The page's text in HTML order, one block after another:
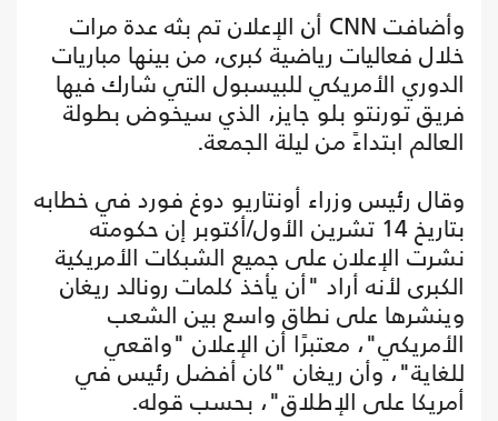
وأضافت CNN أن الإعلان تم بثه عدة مرات
خلال فعاليات رياضية كبرى، من بينها مباريات
الدوري الأمريكي للبيسبول التي شارك فيها
فريق تورنتو بلو جايز، الذي سيخوض بطولة
العالم ابتداءً من ليلة الجمعة.
وقال رئيس وزراء أونتاريو دوغ فورد في خطابه
بتاريخ 14 تشرين الأول/أكتوبر إن حكومته
نشرت الإعلان على جميع الشبكات الأمريكية
الكبرى لأنه أراد "أن يأخذ كلمات رونالد ريغان
وينشرها على نطاق واسع بين الشعب
الأمريكي"، معتبرًا أن الإعلان "واقعي
للغاية"، وأن ريغان "كان أفضل رئيس في
أمريكا على الإطلاق"، بحسب قوله.